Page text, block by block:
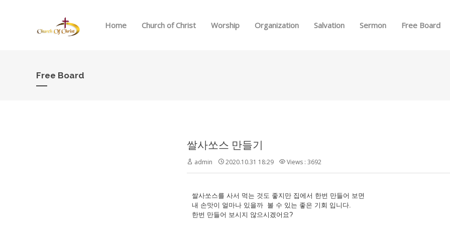
Home Church of Christ Worship Organization Salvation Sermon Free Board
Free Board
쌀사쏘스 만들기
admin 2020.10.31 18:29 Views : 3692
쌀사쏘스를 사서 먹는 것도 좋지만 집에서 한번 만들어 보면
내 손맛이 얼마나 있을까 볼 수 있는 좋은 기회 입니다.
한번 만들어 보시지 않으시겠어요?